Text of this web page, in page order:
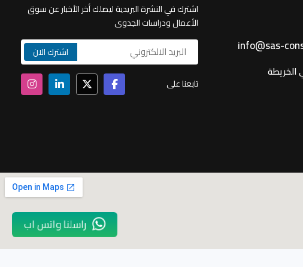
راسلنا واتس اب
info@sas-
اشترك في النشرة البريدية ليصلك أخر الأخبار عن سوق
الأعمال ودراسات الجدوى
تابعنا على